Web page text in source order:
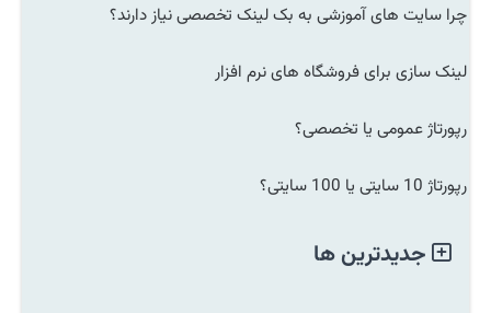
چرا سایت های آموزشی به بک لینک تخصصی نیاز دارند؟
لینک سازی برای فروشگاه های نرم افزار
رپورتاژ عمومی یا تخصصی؟
رپورتاژ 10 سایتی یا 100 سایتی؟
جدیدترین ها